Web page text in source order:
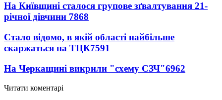
На Київщині сталося групове зґвалтування 21-
річної дівчини 7868
Стало відомо, в якій області найбільше
скаржаться на ТЦК7591
На Черкащині викрили "схему СЗЧ"6962
Читати коментарі